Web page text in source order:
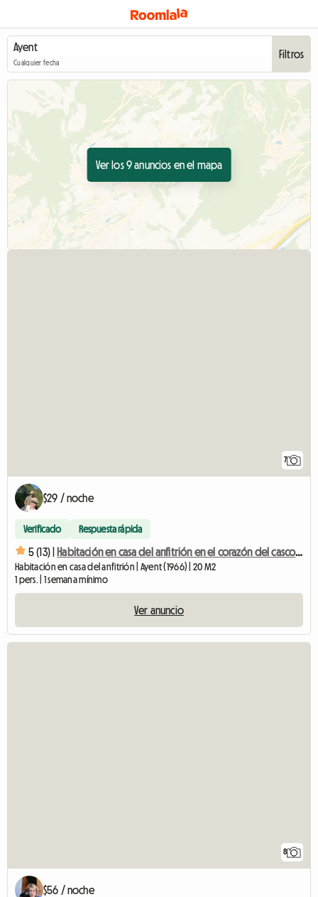
Cualquier fecha
Filtros
Ver los 9 anuncios en el mapa
7
$29 / noche
Verificado Respuesta rápida
5 (13) | Habitación en casa del anfitrión en el corazón del casco antiguo
Habitación en casa del anfitrión | Ayent (1966) | 20 M2
1 pers. | 1 semana mínimo
Ver anuncio
8
$56 / noche